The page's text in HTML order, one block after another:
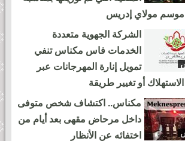
موسم مولاي إدريس
الشركة الجهوية متعددة
الخدمات فاس مكناس تنفي
تمويل إنارة المهرجانات عبر
الاستهلاك أو تغيير طريقة
مكناس.. اكتشاف شخص متوفى
داخل مرحاض مقهى بعد أيام من
اختفائه عن الأنظار